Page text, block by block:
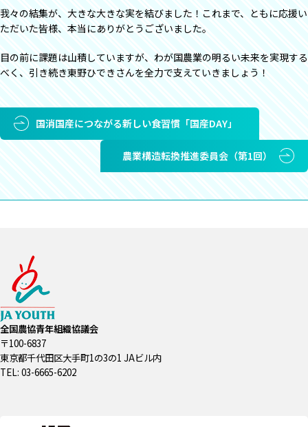
我々の結集が、大きな大きな実を結びました！これまで、ともに応援い
ただいた皆様、本当にありがとうございました。
目の前に課題は山積していますが、わが国農業の明るい未来を実現する
べく、引き続き東野ひできさんを全力で支えていきましょう！
国消国産につながる新しい食習慣「国産DAY」
農業構造転換推進委員会（第1回）
全国農協青年組織協議会
〒100-6837
東京都千代田区大手町1の3の1 JAビル内
TEL: 03-6665-6202